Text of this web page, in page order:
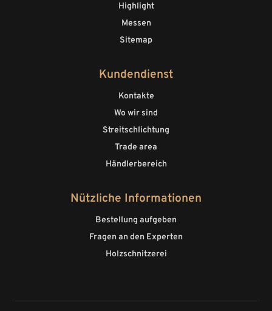
Highlight
Messen
Sitemap
Kundendienst
Kontakte
Wo wir sind
Streitschlichtung
Trade area
Händlerbereich
Nützliche Informationen
Bestellung aufgeben
Fragen an den Experten
Holzschnitzerei